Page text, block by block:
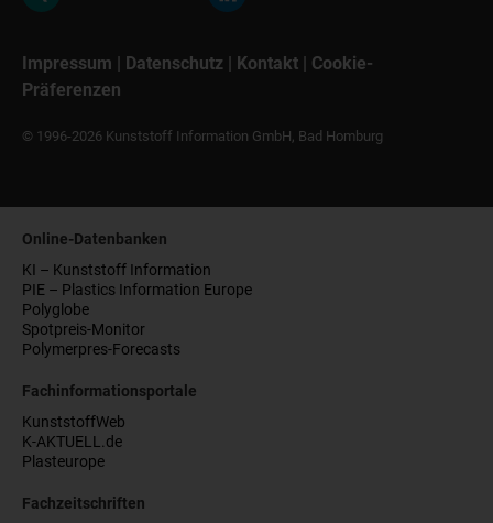
Impressum | Datenschutz | Kontakt | Cookie-
Präferenzen
© 1996-2026 Kunststoff Information GmbH, Bad Homburg
Online-Datenbanken
KI – Kunststoff Information
PIE – Plastics Information Europe
Polyglobe
Spotpreis-Monitor
Polymerpres-Forecasts
Fachinformationsportale
KunststoffWeb
K-AKTUELL.de
Plasteurope
Fachzeitschriften